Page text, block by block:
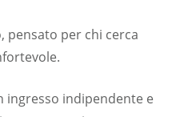
pensato per chi cerca
ingresso indipendente e